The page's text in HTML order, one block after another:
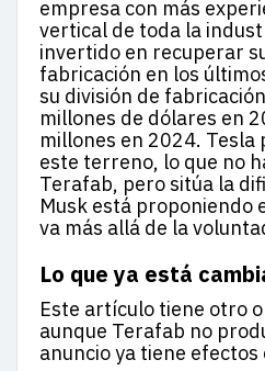
empresa con más
vertical de toda la
invertido en recuperar
fabricación en los
su división de
millones de dólares en
millones en 2024. Tesla
este terreno, lo que no
Terafab, pero sitúa la
Musk está proponiendo
va más allá de la
Lo que ya está
Este artículo tiene otro
aunque Terafab no
anuncio ya tiene efectos